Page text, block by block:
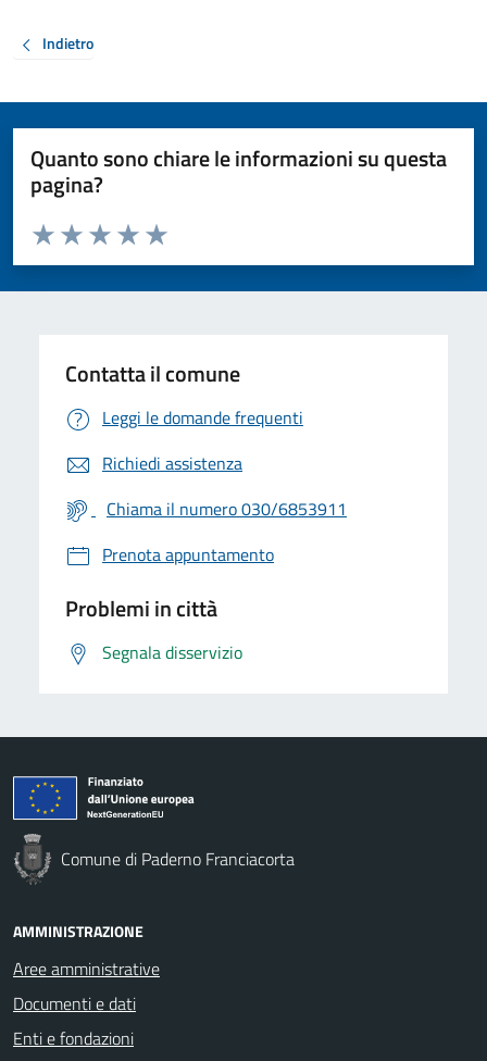
Indietro
Quanto sono chiare le informazioni su questa
pagina?
Valuta da 1 a 5 stelle la pagina
Valuta 5 stelle su 5
Valuta 4 stelle su 5
Valuta 3 stelle su 5
Valuta 2 stelle su 5
Valuta 1 stelle su 5
Contatta il comune
Leggi le domande frequenti
Richiedi assistenza
Chiama il numero 030/6853911
Prenota appuntamento
Problemi in città
Segnala disservizio
Comune di Paderno Franciacorta
AMMINISTRAZIONE
Aree amministrative
Documenti e dati
Enti e fondazioni